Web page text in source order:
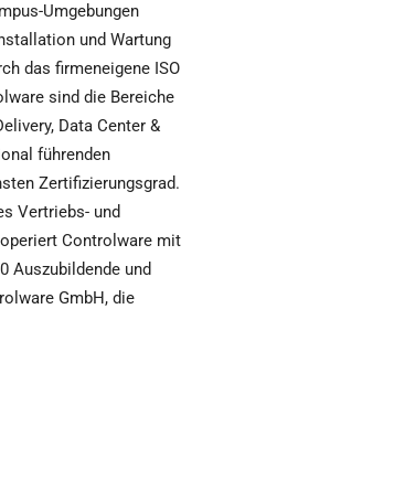
Umgebungen
und Wartung
das firmeneigene ISO
sind die Bereiche
Data Center &
führenden
Zertifizierungsgrad.
Vertriebs- und
Controlware mit
Auszubildende und
GmbH, die